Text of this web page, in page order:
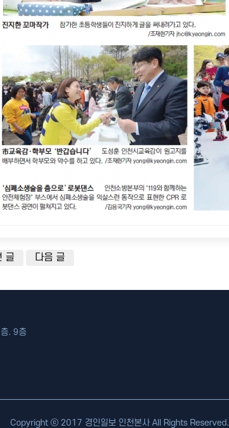
글 다음 글
. 9층
Copyright ⓒ 2017 경인일보 인천본사 All Rights Reserved.